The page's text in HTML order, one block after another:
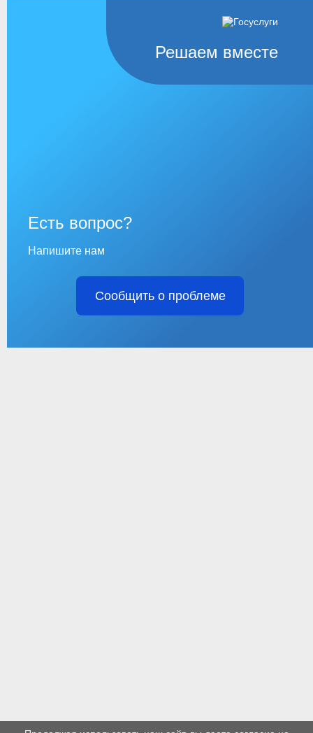
Решаем вместе
Есть вопрос?
Напишите нам
Сообщить о проблеме